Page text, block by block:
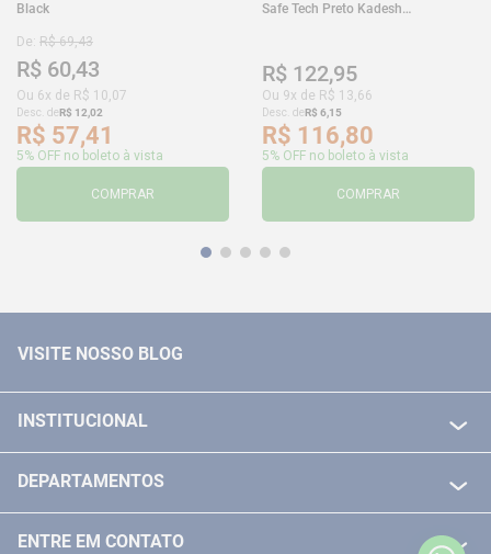
Black
De: R$ 69,43
R$ 60,43
Ou 6x de R$ 10,07
Desc. deR$ 12,02
R$ 57,41
5% OFF no boleto à vista
COMPRAR
Safe Tech Preto Kadesh
R$ 122,95
Ou 9x de R$ 13,66
Desc. deR$ 6,15
R$ 116,80
5% OFF no boleto à vista
COMPRAR
VISITE NOSSO BLOG
INSTITUCIONAL
POLITICA DE TROCA E DEVOLUÇÃO
DEPARTAMENTOS
ENTRE EM CONTATO